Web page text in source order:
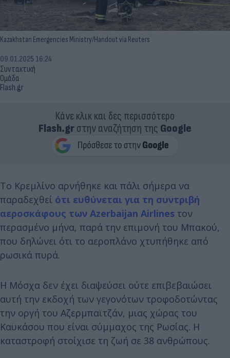
Kazakhstan Emergencies Ministry/Handout via Reuters
Συντακτική
Ομάδα
Flash.gr
09.01.2025 16:24
Κάνε κλικ και δες περισσότερο
Flash.grστην αναζήτηση της Google
Το Κρεμλίνο αρνήθηκε και πάλι σήμερα να
παραδεχθεί ότι ευθύνεται για τη συντριβή
αεροσκάφους των Azerbaijan Airlines τον
περασμένο μήνα, παρά την επιμονή του Μπακού,
που δηλώνει ότι το αεροπλάνο χτυπήθηκε από
ρωσικά πυρά.
Η Μόσχα δεν έχει διαψεύσει ούτε επιβεβαιώσει
αυτή την εκδοχή των γεγονότων τροφοδοτώντας
την οργή του Αζερμπαϊτζάν, μιας χώρας του
Καυκάσου που είναι σύμμαχος της Ρωσίας. Η
καταστροφή στοίχισε τη ζωή σε 38 ανθρώπους.